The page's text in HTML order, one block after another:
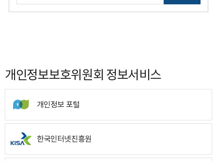
개인정보보호위원회 정보서비스
개인정보 포털
한국인터넷진흥원